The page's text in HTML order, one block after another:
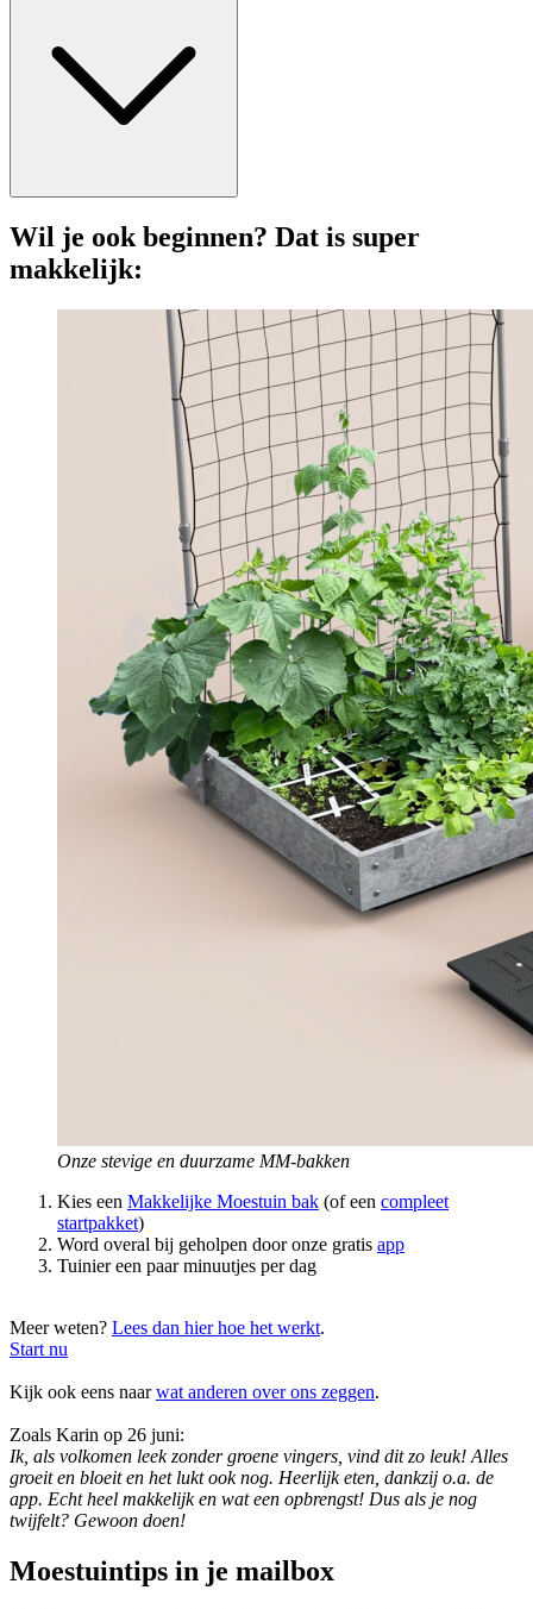
Wil je ook beginnen? Dat is super
makkelijk:
Onze stevige en duurzame MM-bakken
Kies een Makkelijke Moestuin bak (of een compleet
startpakket)
Word overal bij geholpen door onze gratis app
Tuinier een paar minuutjes per dag
Meer weten? Lees dan hier hoe het werkt.
Start nu
Kijk ook eens naarwat anderen over ons zeggen.
Zoals Karin op 26 juni:
Ik, als volkomen leek zonder groene vingers, vind dit zo leuk! Alles
groeit en bloeit en het lukt ook nog. Heerlijk eten, dankzij o.a. de
app. Echt heel makkelijk en wat een opbrengst! Dus als je nog
twijfelt? Gewoon doen!
Moestuintips in je mailbox